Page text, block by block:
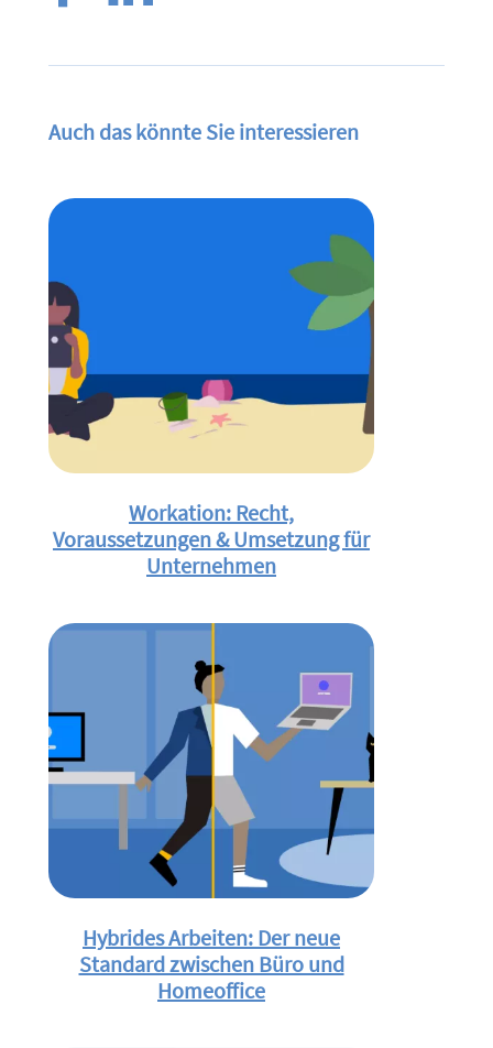
Auch das könnte Sie interessieren
Workation: Recht,
Voraussetzungen & Umsetzung für
Unternehmen
Hybrides Arbeiten: Der neue
Standard zwischen Büro und
Homeoffice